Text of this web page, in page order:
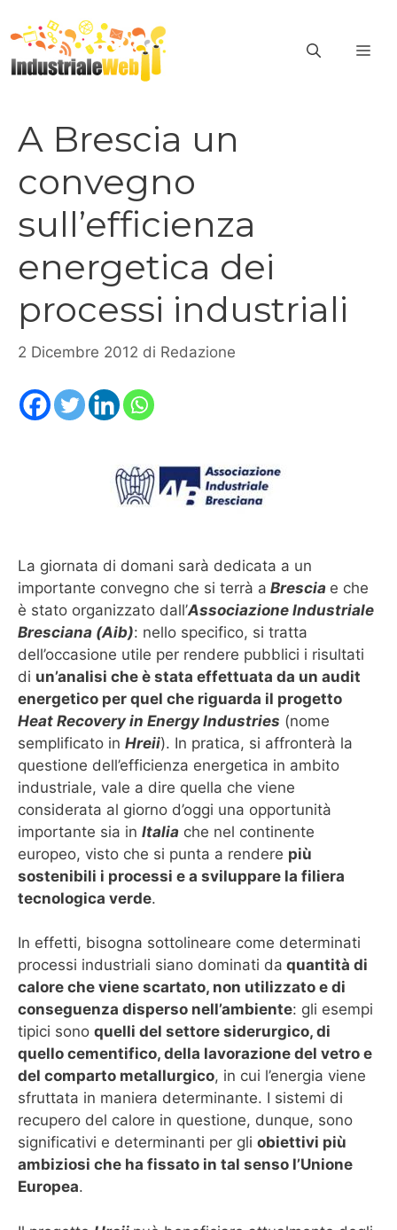
al
contenuto
A Brescia un
convegno
sull’efficienza
energetica dei
processi industriali
2 Dicembre 2012 di Redazione
La giornata di domani sarà dedicata a un
importante convegno che si terrà a Brescia e che
è stato organizzato dall’Associazione Industriale
Bresciana (Aib): nello specifico, si tratta
dell’occasione utile per rendere pubblici i risultati
di un’analisi che è stata effettuata da un audit
energetico per quel che riguarda il progetto
Heat Recovery in Energy Industries (nome
semplificato in Hreii). In pratica, si affronterà la
questione dell’efficienza energetica in ambito
industriale, vale a dire quella che viene
considerata al giorno d’oggi una opportunità
importante sia in Italia che nel continente
europeo, visto che si punta a rendere più
sostenibili i processi e a sviluppare la filiera
tecnologica verde.
In effetti, bisogna sottolineare come determinati
processi industriali siano dominati da quantità di
calore che viene scartato, non utilizzato e di
conseguenza disperso nell’ambiente: gli esempi
tipici sono quelli del settore siderurgico, di
quello cementifico, della lavorazione del vetro e
del comparto metallurgico, in cui l’energia viene
sfruttata in maniera determinante. I sistemi di
recupero del calore in questione, dunque, sono
significativi e determinanti per gli obiettivi più
ambiziosi che ha fissato in tal senso l’Unione
Europea.